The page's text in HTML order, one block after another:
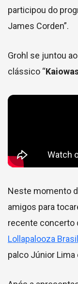
participou do
James Corden”.
Grohl se juntou
clássico “
Neste momento
amigos para
recente concerto
Lollapalooza
palco Júnior Lima